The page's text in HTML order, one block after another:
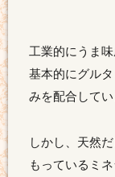
工業的にうま
基本的にグル
みを配合してい
しかし、天然
もっているミ